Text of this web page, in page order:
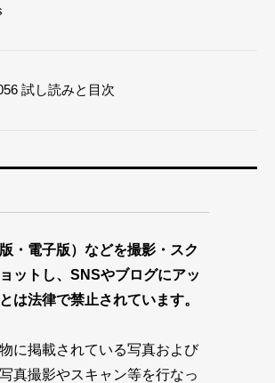
試し読みと目次
・電子版）などを撮影・スク
ットし、SNSやブログにアッ
は法律で禁止されています。
に掲載されている写真および
真撮影やスキャン等を行なっ